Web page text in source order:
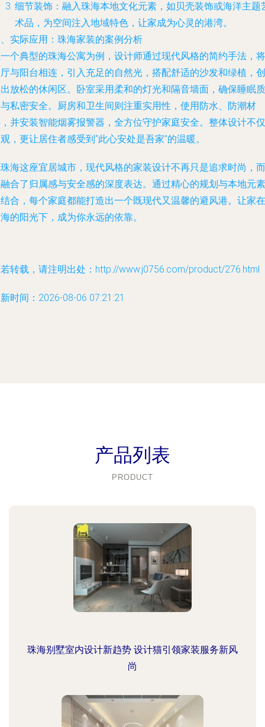
细节装饰：融入珠海本地文化元素，如贝壳装饰或海洋主题
术品，为空间注入地域特色，让家成为心灵的港湾。
实际应用：珠海家装的案例分析
个典型的珠海公寓为例，设计师通过现代风格的简约手法，将
与阳台相连，引入充足的自然光，搭配舒适的沙发和绿植，创
放松的休闲区。卧室采用柔和的灯光和隔音墙面，确保睡眠质
私密安全。厨房和卫生间则注重实用性，使用防水、防潮材
并安装智能烟雾报警器，全方位守护家庭安全。整体设计不仅
，更让居住者感受到“此心安处是吾家”的温暖。
海这座宜居城市，现代风格的家装设计不再只是追求时尚，而
合了归属感与安全感的深度表达。通过精心的规划与本地元素
合，每个家庭都能打造出一个既现代又温馨的避风港。让家在
的阳光下，成为你永远的依靠。
转载，请注明出处：http://www.j0756.com/product/276.html
时间：2026-08-06 07:21:21
产品列表
PRODUCT
珠海别墅室内设计新趋势 设计猫引领家装服务新风
尚